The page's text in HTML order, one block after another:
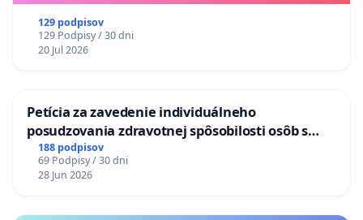
129 podpisov
129 Podpisy / 30 dni
20 Jul 2026
Petícia za zavedenie individuálneho
posudzovania zdravotnej spôsobilosti osôb s
diabetom 1. a 2. typu pri prijímaní do
Policajného zboru SR
188 podpisov
69 Podpisy / 30 dni
28 Jun 2026